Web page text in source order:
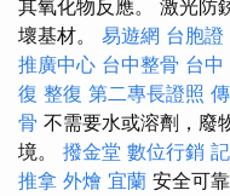
其氧化物反應。 激光防
壞基材。 易遊網 台胞證
推廣中心 台中整骨 台中
復 整復 第二專長證照
骨 不需要水或溶劑，廢
境。 撥金堂 數位行銷
推拿 外燴 宜蘭 安全可